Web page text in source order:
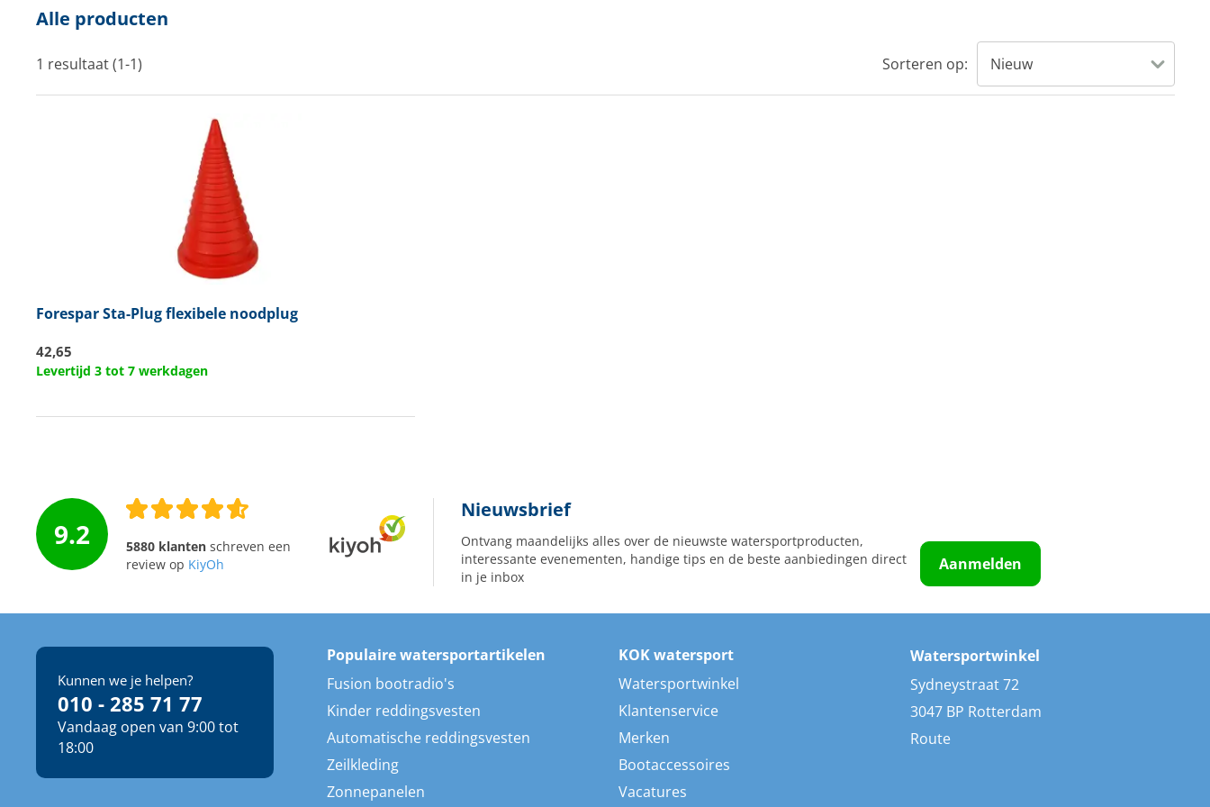
Techniek en motor
Tuigage en dekbeslag
Veiligheid
Boten, toebehoren en fun
Meubels en lifestyle
Alle producten
1 resultaat (1-1) Sorteren op:
ForesparSta-Plug flexibele noodplug
42,65
Levertijd 3 tot 7 werkdagen
9.2 5880 klantenschreven een
review op KiyOh
Nieuwsbrief
Ontvang maandelijks alles over de nieuwste watersportproducten,
interessante evenementen, handige tips en de beste aanbiedingen direct
in je inbox
Aanmelden
Kunnen we je helpen?
010 - 285 71 77
Vandaag open van 9:00 tot
18:00
Populaire watersportartikelen
Fusion bootradio's
Kinder reddingsvesten
Automatische reddingsvesten
Zeilkleding
Zonnepanelen
KOK watersport
Watersportwinkel
Klantenservice
Merken
Bootaccessoires
Vacatures
Watersportwinkel
Sydneystraat 72
3047 BP Rotterdam
Route